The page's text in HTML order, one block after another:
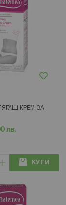
КРЕМ ЗА
лв.
КУПИ